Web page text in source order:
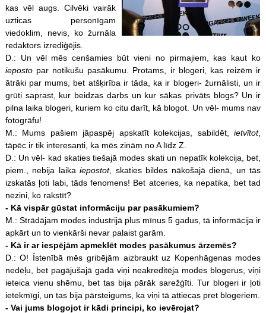
kas vēl augs. Cilvēki vairāk
uzticas personīgam
viedoklim, nevis, ko žurnāla
redaktors izrediģējis.
D.: Un vēl mēs cenšamies būt vieni no pirmajiem, kas kaut ko
iepostopar notikušu pasākumu. Protams, ir blogeri, kas reizēm ir
ātrāki par mums, bet atšķirība ir tāda, ka ir blogeri- žurnālisti, un ir
grūti saprast, kur beidzas darbs un kur sākas privāts blogs? Un ir
pilna laika blogeri, kuriem ko citu darīt, kā blogot. Un vēl- mums nav
fotogrāfu!
M.: Mums pašiem jāpaspēj apskatīt kolekcijas, sabildēt,ietvītot,
tāpēc ir tik interesanti, ka mēs zinām no A līdz Z.
D.: Un vēl- kad skaties tiešajā modes skati un nepatīk kolekcija, bet,
piem., nebija laikaiepostot, skaties bildes nākošajā dienā, un tās
izskatās ļoti labi, tāds fenomens! Bet atceries, ka nepatika, bet tad
nezini, ko rakstīt?
- Kā vispār gūstat informāciju par pasākumiem?
M.: Strādājam modes industrijā plus mīnus 5 gadus, tā informācija ir
apkārt un to vienkārši nevar palaist garām.
- Kā ir ar iespējām apmeklēt modes pasākumus ārzemēs?
D.: O! Īstenībā mēs gribējām aizbraukt uz Kopenhāgenas modes
nedēļu, bet pagājušajā gadā viņi neakreditēja modes blogerus, viņi
ieteica vienu shēmu, bet tas bija pārāk sarežģīti. Tur blogeri ir ļoti
ietekmīgi, un tas bija pārsteigums, ka viņi tā attiecas pret blogeriem.
- Vai jums blogojot ir kādi principi, ko ievērojat?